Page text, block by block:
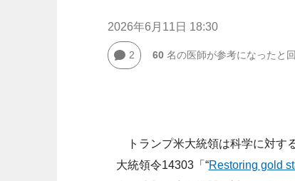
2026年6月11日 18:30
2 60名の医師が参考になったと
トランプ米大統領は科学に対す
大統領令14303「“Restoring gold